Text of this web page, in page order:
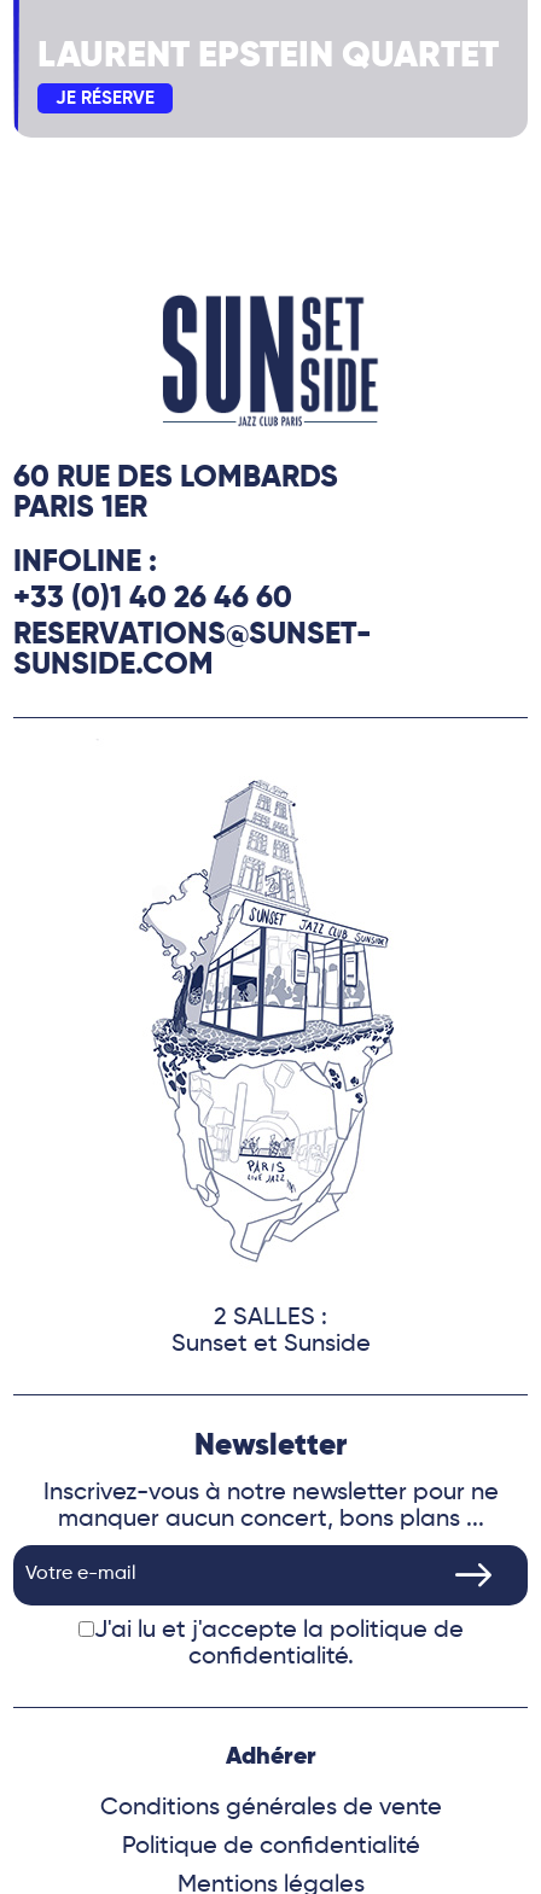
LAURENT EPSTEIN QUARTET
JE RÉSERVE
60 RUE DES LOMBARDS
PARIS 1ER
INFOLINE :
+33 (0)1 40 26 46 60
RESERVATIONS@SUNSET-
SUNSIDE.COM
2 SALLES :
Sunset et Sunside
Newsletter
Inscrivez-vous à notre newsletter pour ne
manquer aucun concert, bons plans ...
J'ai lu et j'accepte la politique de
confidentialité.
Adhérer
Conditions générales de vente
Politique de confidentialité
Mentions légales